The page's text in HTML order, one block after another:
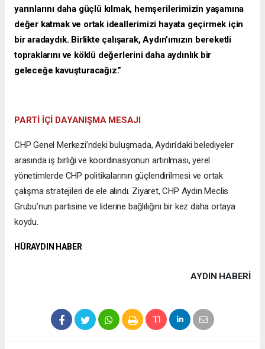
yarınlarını daha güçlü kılmak, hemşerilerimizin yaşamına
değer katmak ve ortak ideallerimizi hayata geçirmek için
bir aradaydık. Birlikte çalışarak, Aydın’ımızın bereketli
topraklarını ve köklü değerlerini daha aydınlık bir
geleceğe kavuşturacağız.”
PARTİ İÇİ DAYANIŞMA MESAJI
CHP Genel Merkezi’ndeki buluşmada, Aydın’daki belediyeler
arasında iş birliği ve koordinasyonun artırılması, yerel
yönetimlerde CHP politikalarının güçlendirilmesi ve ortak
çalışma stratejileri de ele alındı. Ziyaret, CHP Aydın Meclis
Grubu’nun partisine ve liderine bağlılığını bir kez daha ortaya
koydu.
HÜRAYDIN HABER
AYDIN HABERİ